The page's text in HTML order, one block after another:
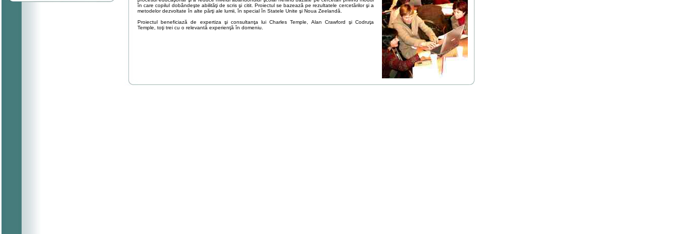
în care copilul dobândeşte abilităţi de scris şi citit. Proiectul se bazează pe rezultatele cercetărilor şi a
metodelor dezvoltate în alte părţi ale lumii, în special în Statele Unite şi Noua Zeelandă.
Proiectul beneficiază de expertiza şi consultanţa lui Charles Temple, Alan Crawford şi Codruţa
Temple, toţi trei cu o relevantă experienţă în domeniu.